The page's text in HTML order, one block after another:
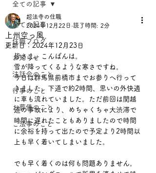
全ての記事
住職ブログ
お知らせ
法話会のこと
行事のこと
お葬儀のこと
ご法事のこと
全ての記事
上州空っ風
超法寺の住職
2024年12月22日 読了時間: 2分
更新日： 2024年12月23日
皆さま、こんばんは。
雪が降ってくるような寒さですね。
今日は群馬県前橋市までお参りへ行って
きました。下道で約2時間、思いの外快適
に車も流れていました。ただ前回は関越
道の事故により、めちゃくちゃ大渋滞で
時間に遅れたこともありましたので時間
に余裕を持って出たので予定より2時間以
上も早く着いてしまいました。
でも早く着くのは何も問題ありません。